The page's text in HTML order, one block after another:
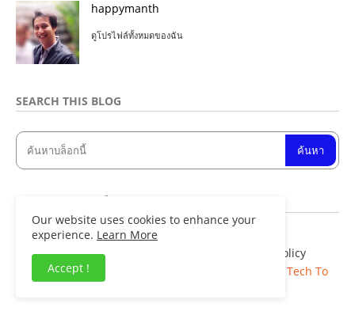
happymanth
ดูโปรไฟล์ทั้งหมดของฉัน
SEARCH THIS BLOG
Home About
Privacy Policy
Copyright ©
Tech To
Our website uses cookies to enhance your
experience. Learn More
Accept !